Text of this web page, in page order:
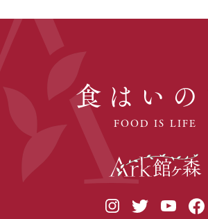
食はいの
FOOD IS LIFE